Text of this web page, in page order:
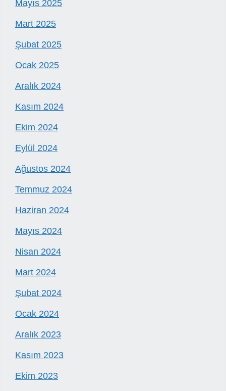
Mayıs 2025
Mart 2025
Şubat 2025
Ocak 2025
Aralık 2024
Kasım 2024
Ekim 2024
Eylül 2024
Ağustos 2024
Temmuz 2024
Haziran 2024
Mayıs 2024
Nisan 2024
Mart 2024
Şubat 2024
Ocak 2024
Aralık 2023
Kasım 2023
Ekim 2023